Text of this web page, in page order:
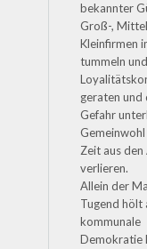
bekannter
Groß-,
Kleinfirmen
tummeln
geraten und
Gefahr
Zeit aus den
verlieren.
Allein der
Tugend hölt
kommunale
Demokratie